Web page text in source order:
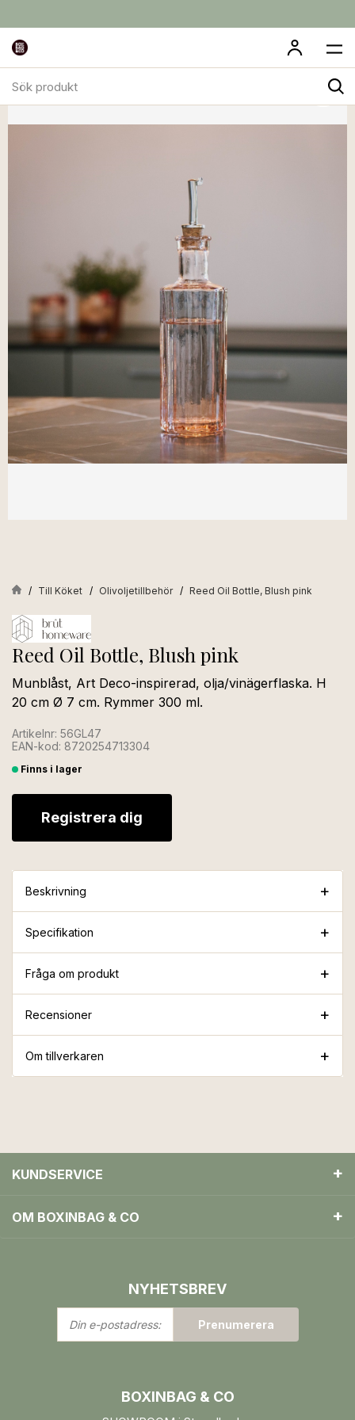
produkt
Till Köket Olivoljetillbehör Reed Oil Bottle, Blush pink
Reed Oil Bottle, Blush pink
Munblåst, Art Deco-inspirerad, olja/vinägerflaska. H
20 cm Ø 7 cm. Rymmer 300 ml.
Artikelnr: 56GL47
EAN-kod: 8720254713304
Finns i lager
Registrera dig
Beskrivning
Specifikation
Fråga om produkt
Recensioner
Om tillverkaren
KUNDSERVICE
OM BOXINBAG & CO
NYHETSBREV
Din
e-
Prenumerera
BOXINBAG & CO